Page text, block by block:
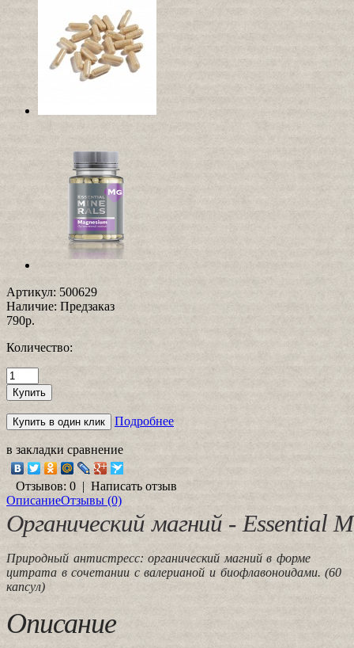
Артикул:500629
Наличие: Предзаказ
790р.
Количество:
Подробнее
в закладки сравнение
Отзывов: 0 | Написать отзыв
ОписаниеОтзывы (0)
Органический магний - Essential
Природный антистресс: органический магний в форме
цитрата в сочетании с валерианой и биофлавоноидами. (60
капсул)
Описание